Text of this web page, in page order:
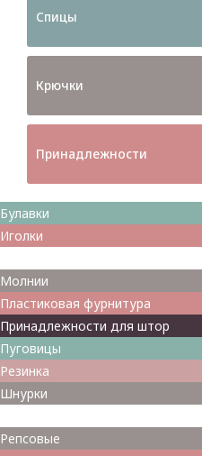
Спицы
Крючки
Принадлежности
Булавки
Иголки
Молнии
Пластиковая фурнитура
Принадлежности для штор
Пуговицы
Резинка
Шнурки
Репсовые